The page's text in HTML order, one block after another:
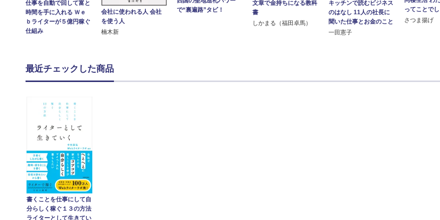
仕事を自動で回して富と
時間を手に入れる Ｗｅ
ｂライターが５億円稼ぐ
仕組み
会社に使われる人 会社
を使う人
楠木新
で“裏遍路”タビ！
文章で金持ちになる教科
書
しかまる（福田卓馬）
キッチンで読むビジネス
のはなし 11人の社長に
聞いた仕事とお金のこと
一田憲子
ってことでし
さつま揚げ
最近チェックした商品
書くことを仕事にして自
分らしく稼ぐ１３の方法
ライターとして生きてい